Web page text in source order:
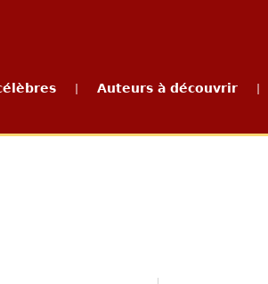
Auteurs à découvrir